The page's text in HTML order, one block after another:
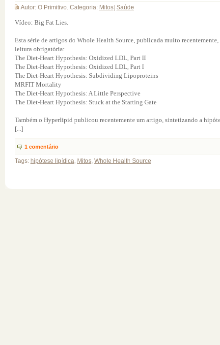
Autor: O Primitivo. Categoria: Mitos Saúde
Vídeo: Big Fat Lies.
Esta série de artigos do Whole Health Source, publicada muito recentemente,
leitura obrigatória:
The Diet-Heart Hypothesis: Oxidized LDL, Part II
The Diet-Heart Hypothesis: Oxidized LDL, Part I
The Diet-Heart Hypothesis: Subdividing Lipoproteins
MRFIT Mortality
The Diet-Heart Hypothesis: A Little Perspective
The Diet-Heart Hypothesis: Stuck at the Starting Gate
Também o Hyperlipid publicou recentemente um artigo, sintetizando a
[...]
1 comentário
Tags: hipótese lipídica, Mitos, Whole Health Source